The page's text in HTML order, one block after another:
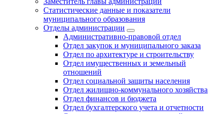
Статистические данные и показатели
муниципального образования
Отделы администрации
Административно-правовой отдел
Отдел закупок и муниципального заказа
Отдел по архитектуре и строительству
Отдел имущественных и земельный
отношений
Отдел социальной защиты населения
Отдел жилищно-коммунального хозяйства
Отдел финансов и бюджета
Отдел бухгалтерского учета и отчетности